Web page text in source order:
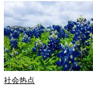
社会热点